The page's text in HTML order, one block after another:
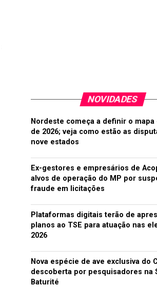
NOVIDADES
Nordeste começa a definir o mapa
de 2026; veja como estão as
nove estados
Ex-gestores e empresários de
alvos de operação do MP por
fraude em licitações
Plataformas digitais terão de
planos ao TSE para atuação nas
2026
Nova espécie de ave exclusiva do
descoberta por pesquisadores na
Baturité